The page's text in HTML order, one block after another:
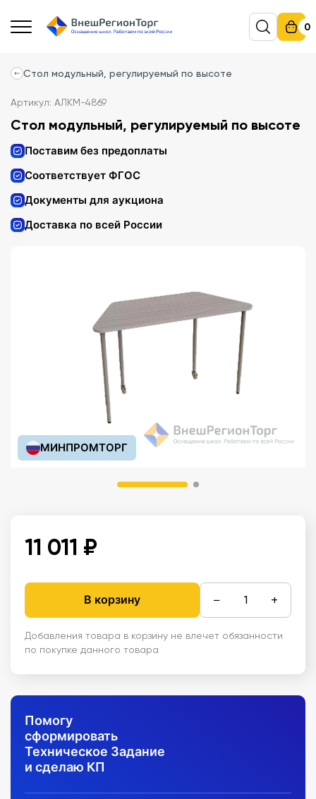
0
Стол модульный, регулируемый по высоте
Артикул: АЛКМ-4869
Стол модульный, регулируемый по высоте
Поставим без предоплаты
Соответствует ФГОС
Документы для аукциона
Доставка по всей России
МИНПРОМТОРГ
11 011 ₽
В корзину − +
Добавления товара в корзину не влечет обязанности
по покупке данного товара
Помогу
сформировать
Техническое Задание
и сделаю КП